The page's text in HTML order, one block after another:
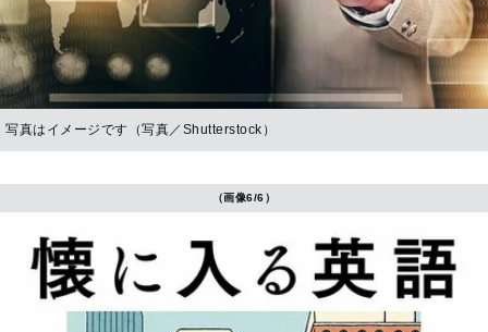
写真はイメージです（写真／Shutterstock）
（画像6/6）